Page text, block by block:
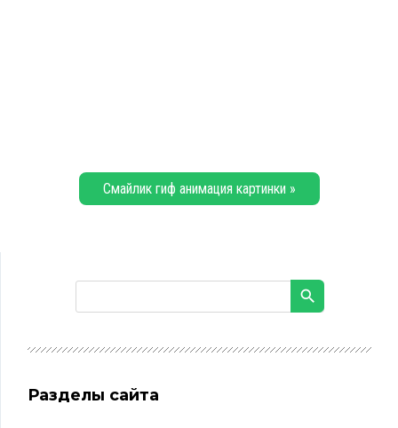
Смайлик гиф анимация картинки »
Разделы сайта